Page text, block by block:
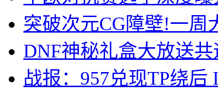
突破次元CG障壁!一周
DNF神秘礼盒大放送
战报：957兑现TP绕